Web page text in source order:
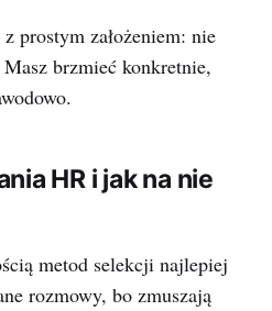
prostym założeniem: nie
brzmieć konkretnie,
HR i jak na nie
metod selekcji najlepiej
rozmowy, bo zmuszają